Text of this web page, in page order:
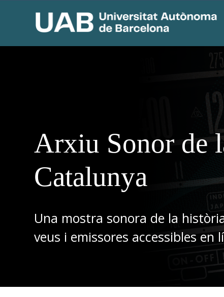
Arxiu Sonor de
Catalunya
Una mostra sonora de la
veus i emissores accessibles en